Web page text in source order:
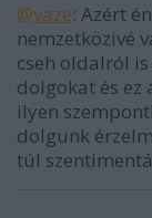
@vaze: Azért
nemzetközivé
cseh oldalról
dolgokat és ez
ilyen
dolgunk
túl